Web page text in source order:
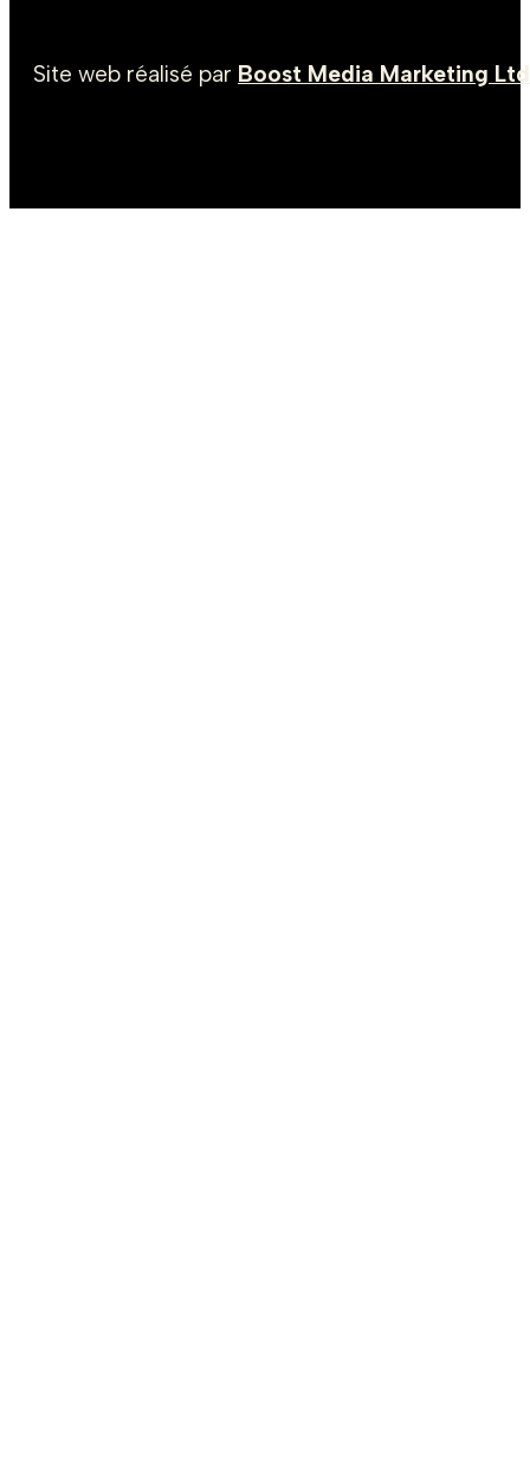
Site web réalisé par Boost Media Marketing Ltd